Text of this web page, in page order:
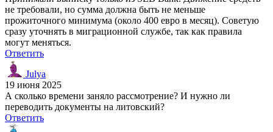
не требовали, но сумма должна быть не меньше
прожиточного минимума (около 400 евро в месяц). Советую
сразу уточнять в миграционной службе, так как правила
могут меняться.
Ответить
Julya
19 июня 2025
А сколько времени заняло рассмотрение? И нужно ли
переводить документы на литовский?
Ответить